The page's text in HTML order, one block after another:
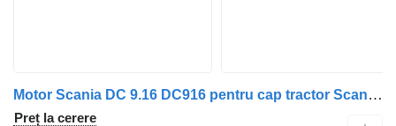
Motor Scania DC 9.16 DC916 pentru cap tractor Scania P, G, R, T, OMNICITY
Preț la cerere